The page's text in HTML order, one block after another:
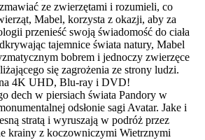
ze zwierzętami i rozumieli, co
Mabel, korzysta z okazji, aby za
przenieść swoją świadomość do ciała
tajemnice świata natury, Mabel
bobrem i jednoczy zwierzęce
się zagrożenia ze strony ludzi.
na 4K UHD, Blu-ray i DVD!
dech w piersiach świata Pandory w
odsłonie sagi Avatar. Jake i
stratą i wyruszają w podróż przez
krainy z koczowniczymi Wietrznymi